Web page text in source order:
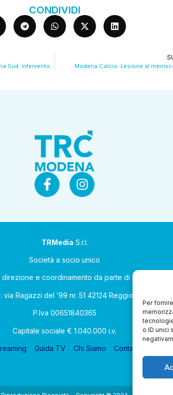
Per
o ID unici
CONDIVIDI
Auto in fiamme al casello di Modena Sud: intervento rapido dei Vigili del Fuoco Modena Calcio. Lesione al
TRMedia S.r.l.
Società a socio unico
e coordinamento da parte di Coop
Ragazzi del ’99 nr. 51 42124 Reggio Emilia (RE)
P.Iva 00651840365
Capitale sociale € 1.040.000 i.v.
Guida TV Chi Siamo Contatti